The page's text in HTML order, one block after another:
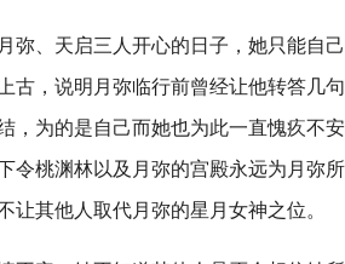
弥、天启三人开心的日子，她只能自
古，说明月弥临行前曾经让他转答几
，为的是自己而她也为此一直愧疚不
令桃渊林以及月弥的宫殿永远为月弥
让其他人取代月弥的星月女神之位。